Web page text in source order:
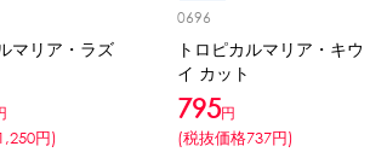
マリア・ラズ
円)
0696
トロピカルマリア・キウ
イ カット
795円
(税抜価格737円)